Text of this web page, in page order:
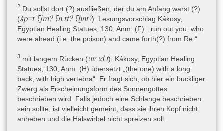
Editionen
- Kákosy, Healing Statue of Merhoritef, in: L. Kákosy (Hg.),
Egyptian Healing Statues in three Museums in Italy (Turin,
Florence, Naples) (Catalogo del Museo Egizio di Torino. Serie
prima - Monumenti e testi, Vol. IX), Turin 1999, 119-153 und Taf.
XXXIX-XLVIII [P,H,Ü,K].
Literatur zu den Metadaten
- Cl. Barocas, in: Civiltà dell’Antico Egitto in Campania. Per un
riordinamento della Collezione Egiziana del Museo Archaeologico
2 Du sollst dort (?) ausfließen, der du am Anfang warst (?)
(šp=t ⸮jm? ⸮n.tt? ⸮ḫnt?): Lesungsvorschlag Kákosy,
Egyptian Healing Statues, 130, Anm. (F): „run out you, who
were ahead (i.e. the poison) and came forth(?) from Re.“
3 mit langem Rücken (ꜣw ꜣd.t): Kákosy, Egyptian Healing
Statues, 130, Anm. (H) übersetzt „(the one) with a long
back, with high vertebra“. Er fragt sich, ob hier ein buckliger
Zwerg als Erscheinungsform des Sonnengottes
beschrieben wird. Falls jedoch eine Schlange beschrieben
sein sollte, ist vielleicht gemeint, dass sie ihren Kopf nicht
anheben und die Halswirbel nicht spreizen soll.